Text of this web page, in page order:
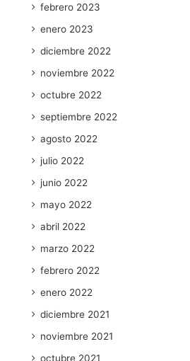
febrero 2023
enero 2023
diciembre 2022
noviembre 2022
octubre 2022
septiembre 2022
agosto 2022
julio 2022
junio 2022
mayo 2022
abril 2022
marzo 2022
febrero 2022
enero 2022
diciembre 2021
noviembre 2021
octubre 2021